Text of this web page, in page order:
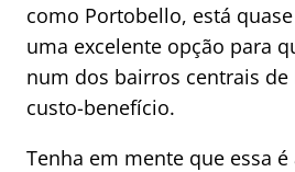
como Portobello, está
uma excelente opção para
num dos bairros centrais
custo-benefício.
Tenha em mente que essa